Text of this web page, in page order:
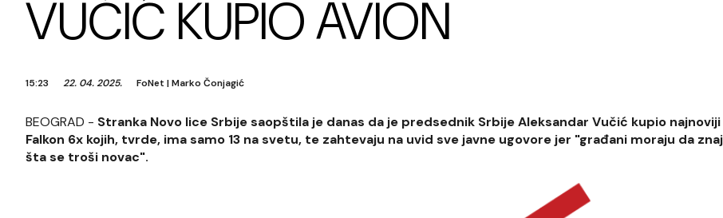
VUČIĆ KUPIO AVION
15:23 22. 04. 2025. FoNet |Marko Čonjagić
BEOGRAD - Stranka Novo lice Srbije saopštila je danas da je predsednik Srbije Aleksandar Vučić kupio najnoviji
Falkon 6x kojih, tvrde, ima samo 13 na svetu, te zahtevaju na uvid sve javne ugovore jer "građani moraju da
šta se troši novac".